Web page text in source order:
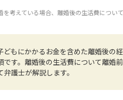
を考えている場合、離婚後の生活費につい
もにかかるお金を含めた離婚後の
す。離婚後の生活費について離婚
護士が解説します。